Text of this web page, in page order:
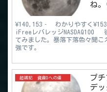
ね
¥140,153‐ わかりやすく
iFreeレバレッジNASDAQ100
てみました。暴落下落色々聞
強です。
超雑記 資産0への道
プ
デ